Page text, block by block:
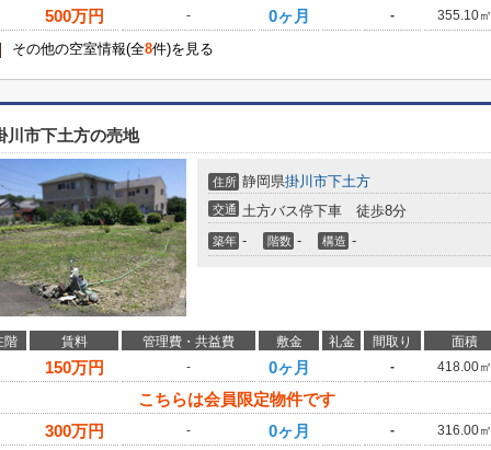
500万円 - 0ヶ月 - 355.10㎡
その他の空室情報(全8件)を見る
川市下土方の売地
住所 静岡県掛川市下土方
交通 土方バス停下車 徒歩8分
築年 - 階数 - 構造 -
階 賃料 管理費・共益費 敷金 礼金 間取り 面積
150万円 - 0ヶ月 - 418.00㎡
こちらは会員限定物件です
300万円 - 0ヶ月 - 316.00㎡